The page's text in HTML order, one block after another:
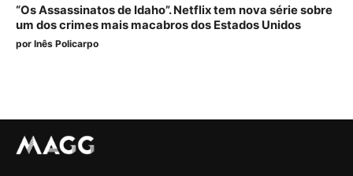
“Os Assassinatos de Idaho”. Netflix tem nova série sobre
um dos crimes mais macabros dos Estados Unidos
por Inês Policarpo